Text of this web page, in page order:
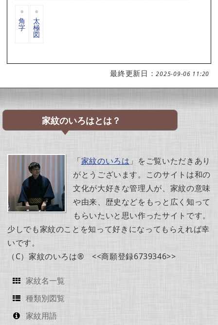
角
字
太
極
図
最終更新日：2025-09-06 11:20
家紋のいろはとは？
「家紋のいろは 」をご覧いただきあり
がとうございます。このサイトは和の
文化が大好きな管理人が、家紋の意味
や由来、歴史などをもっと広く知って
もらいたいと思い作ったサイトです。
少しでも家紋のことを知って好きになってもらえれば幸
いです。
（C）家紋のいろは® <<商願登録6739346>>
家紋名一覧
種類別図覧
家紋用語